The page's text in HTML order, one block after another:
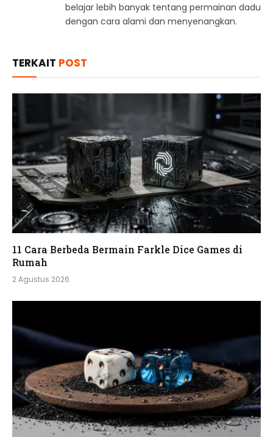
belajar lebih banyak tentang permainan dadu
dengan cara alami dan menyenangkan.
TERKAIT POST
11 Cara Berbeda Bermain Farkle Dice Games di
Rumah
2 Agustus 2026